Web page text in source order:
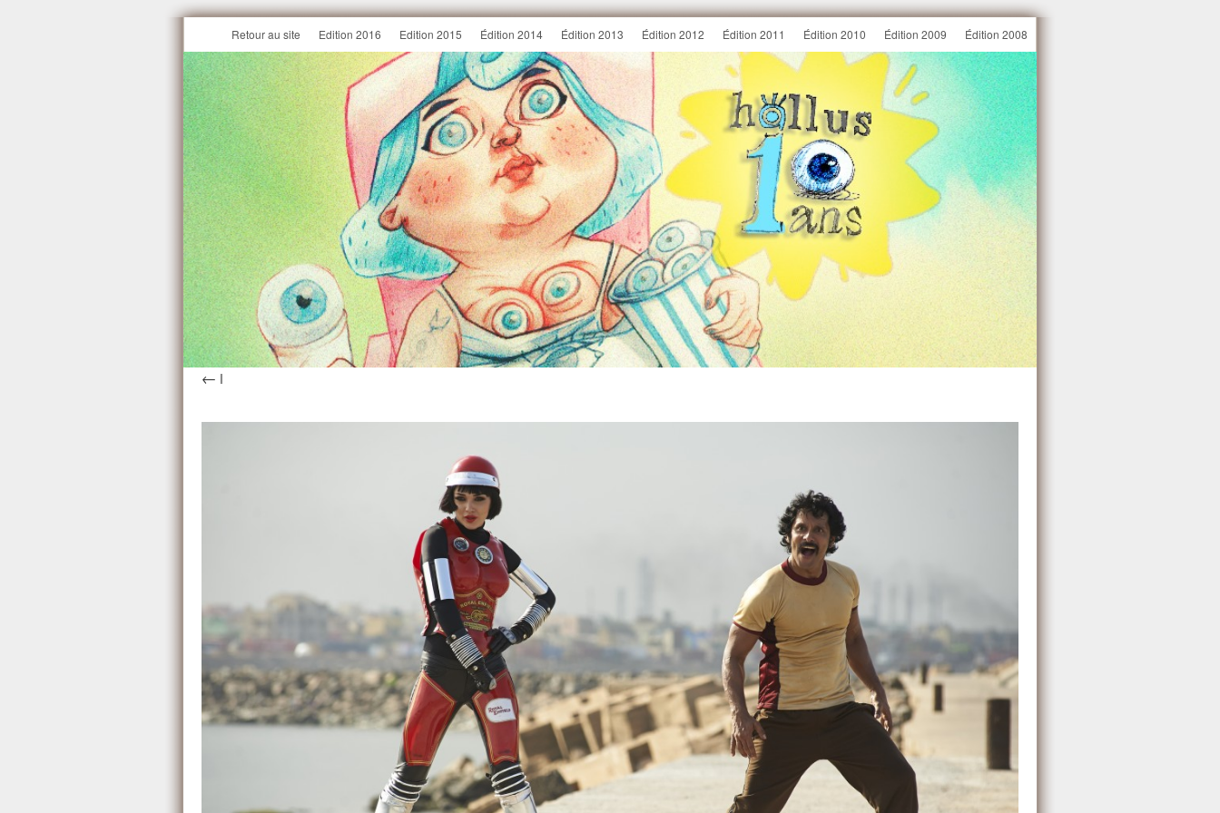
Retour au site Edition 2016 Edition 2015 Édition 2014 Édition 2013 Édition 2012 Édition 2011 Édition 2010 Édition 2009 Édition 2008
← I